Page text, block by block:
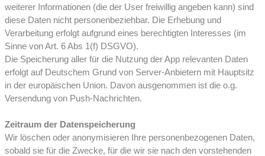
weiterer Informationen (die der User freiwillig angeben kann) sind
diese Daten nicht personenbeziehbar. Die Erhebung und
Verarbeitung erfolgt aufgrund eines berechtigten Interesses (im
Sinne von Art. 6 Abs 1(f) DSGVO).
Die Speicherung aller für die Nutzung der App relevanten Daten
erfolgt auf Deutschem Grund von Server-Anbietern mit Hauptsitz
in der europäischen Union. Davon ausgenommen ist die o.g.
Versendung von Push-Nachrichten.
Zeitraum der Datenspeicherung
Wir löschen oder anonymisieren Ihre personenbezogenen Daten,
sobald sie für die Zwecke, für die wir sie nach den vorstehenden